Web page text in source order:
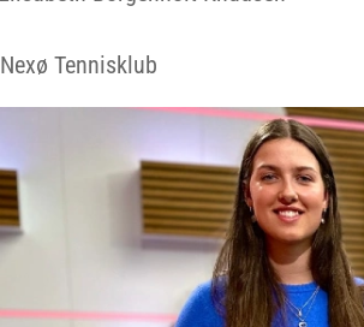
Tennisklub